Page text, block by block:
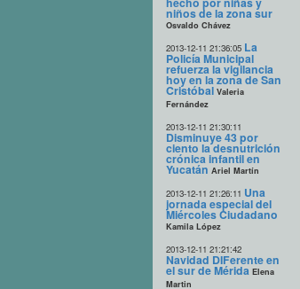
niños de la zona sur
Osvaldo Chávez
2013-12-11 21:36:05 La
Policía Municipal
refuerza la vigilancia
hoy en la zona de San
Cristóbal Valeria
Fernández
2013-12-11 21:30:11
Disminuye 43 por
ciento la desnutrición
crónica infantil en
Yucatán Ariel Martín
2013-12-11 21:26:11 Una
jornada especial del
Miércoles Ciudadano
Kamila López
2013-12-11 21:21:42
Navidad DIFerente en
el sur de Mérida Elena
Martin